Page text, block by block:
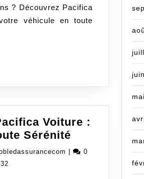
? Découvrez Pacifica
véhicule en toute
Voiture :
Sérénité
Pacifica
obledassurancecom
0